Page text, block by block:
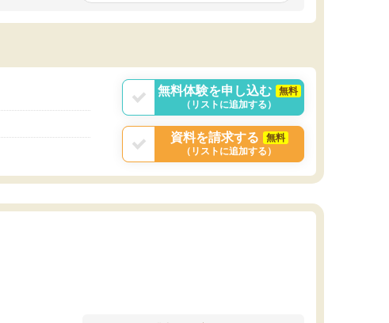
無料体験を申し込む
無料
（リストに追加する）
資料を請求する
無料
（リストに追加する）